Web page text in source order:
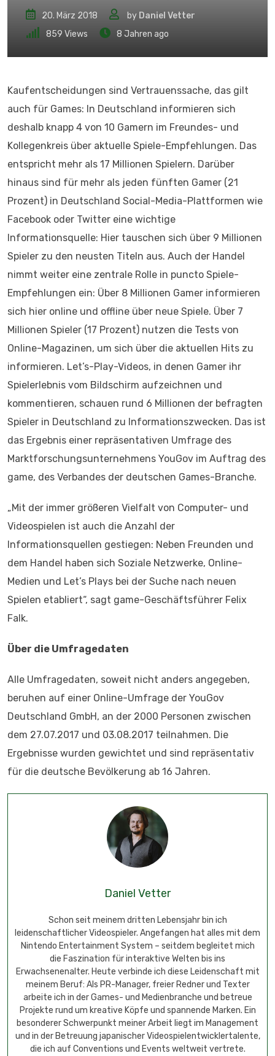
20. März 2018 by Daniel Vetter
859 Views 8 Jahren ago
Kaufentscheidungen sind Vertrauenssache, das gilt
auch für Games: In Deutschland informieren sich
deshalb knapp 4 von 10 Gamern im Freundes- und
Kollegenkreis über aktuelle Spiele-Empfehlungen. Das
entspricht mehr als 17 Millionen Spielern. Darüber
hinaus sind für mehr als jeden fünften Gamer (21
Prozent) in Deutschland Social-Media-Plattformen wie
Facebook oder Twitter eine wichtige
Informationsquelle: Hier tauschen sich über 9 Millionen
Spieler zu den neusten Titeln aus. Auch der Handel
nimmt weiter eine zentrale Rolle in puncto Spiele-
Empfehlungen ein: Über 8 Millionen Gamer informieren
sich hier online und offline über neue Spiele. Über 7
Millionen Spieler (17 Prozent) nutzen die Tests von
Online-Magazinen, um sich über die aktuellen Hits zu
informieren. Let’s-Play-Videos, in denen Gamer ihr
Spielerlebnis vom Bildschirm aufzeichnen und
kommentieren, schauen rund 6 Millionen der befragten
Spieler in Deutschland zu Informationszwecken. Das ist
das Ergebnis einer repräsentativen Umfrage des
Marktforschungsunternehmens YouGov im Auftrag des
game, des Verbandes der deutschen Games-Branche.
„Mit der immer größeren Vielfalt von Computer- und
Videospielen ist auch die Anzahl der
Informationsquellen gestiegen: Neben Freunden und
dem Handel haben sich Soziale Netzwerke, Online-
Medien und Let’s Plays bei der Suche nach neuen
Spielen etabliert“, sagt game-Geschäftsführer Felix
Falk.
Über die Umfragedaten
Alle Umfragedaten, soweit nicht anders angegeben,
beruhen auf einer Online-Umfrage der YouGov
Deutschland GmbH, an der 2000 Personen zwischen
dem 27.07.2017 und 03.08.2017 teilnahmen. Die
Ergebnisse wurden gewichtet und sind repräsentativ
für die deutsche Bevölkerung ab 16 Jahren.
Daniel Vetter
Schon seit meinem dritten Lebensjahr bin ich
leidenschaftlicher Videospieler. Angefangen hat alles mit dem
Nintendo Entertainment System – seitdem begleitet mich
die Faszination für interaktive Welten bis ins
Erwachsenenalter. Heute verbinde ich diese Leidenschaft mit
meinem Beruf: Als PR-Manager, freier Redner und Texter
arbeite ich in der Games- und Medienbranche und betreue
Projekte rund um kreative Köpfe und spannende Marken. Ein
besonderer Schwerpunkt meiner Arbeit liegt im Management
und in der Betreuung japanischer Videospielentwicklertalente,
die ich auf Conventions und Events weltweit vertrete.